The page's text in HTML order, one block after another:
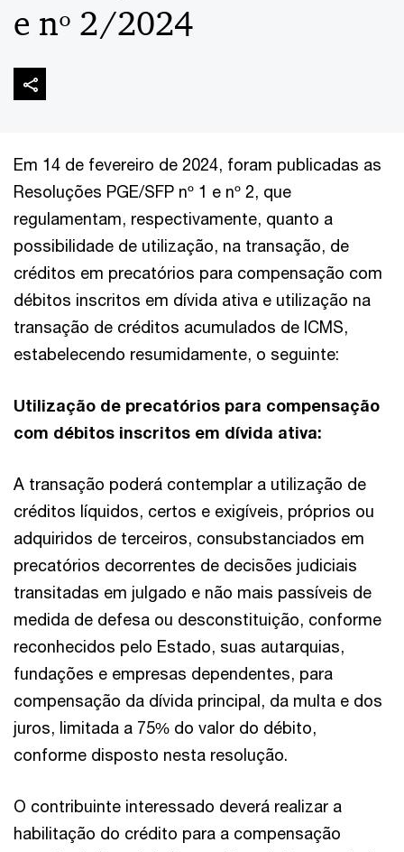
e nº 2/2024
Em 14 de fevereiro de 2024, foram publicadas as
Resoluções PGE/SFP nº 1 e nº 2, que
regulamentam, respectivamente, quanto a
possibilidade de utilização, na transação, de
créditos em precatórios para compensação com
débitos inscritos em dívida ativa e utilização na
transação de créditos acumulados de ICMS,
estabelecendo resumidamente, o seguinte:
Utilização de precatórios para compensação
com débitos inscritos em dívida ativa:
A transação poderá contemplar a utilização de
créditos líquidos, certos e exigíveis, próprios ou
adquiridos de terceiros, consubstanciados em
precatórios decorrentes de decisões judiciais
transitadas em julgado e não mais passíveis de
medida de defesa ou desconstituição, conforme
reconhecidos pelo Estado, suas autarquias,
fundações e empresas dependentes, para
compensação da dívida principal, da multa e dos
juros, limitada a 75% do valor do débito,
conforme disposto nesta resolução.
O contribuinte interessado deverá realizar a
habilitação do crédito para a compensação